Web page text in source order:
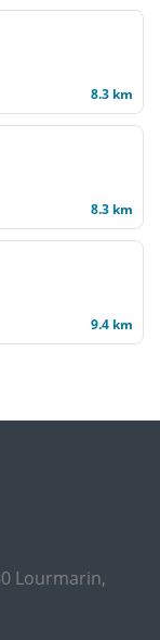
8.3 km
8.3 km
9.4 km
Lourmarin,